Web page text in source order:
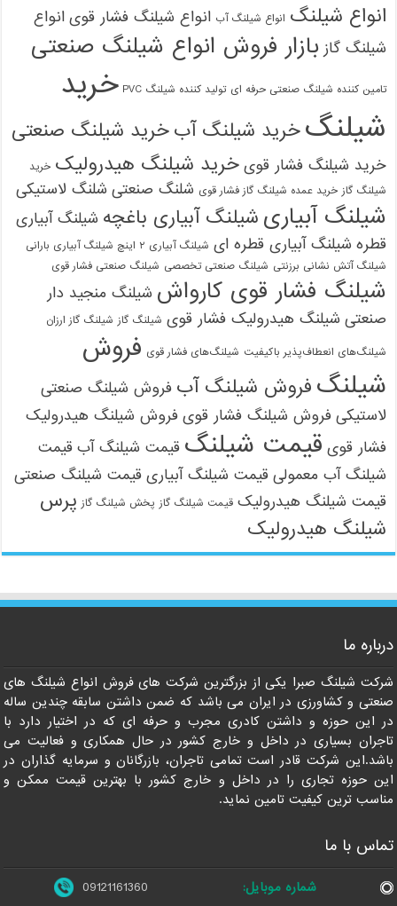
انواع شیلنگ انواع شیلنگ آب انواع شیلنگ فشار قوی انواع
شیلنگ گاز بازار فروش انواع شیلنگ صنعتی
تامین کننده شیلنگ صنعتی حرفه ای تولید کننده شیلنگ PVC
خرید
شیلنگخرید شیلنگ آبخرید شیلنگ صنعتی
خرید شیلنگ فشار قوی خرید شیلنگ هیدرولیک خرید
شیلنگ گاز خرید عمده شیلنگ گاز فشار قوی شلنگ صنعتی شلنگ لاستیکی
شیلنگ آبیاری شیلنگ آبیاری باغچه شیلنگ آبیاری
قطره شیلنگ آبیاری قطره ای شیلنگ آبیاری ۲ اینچ شیلنگ آبیاری بارانی
شیلنگ آتش نشانی برزنتی شیلنگ صنعتی تخصصی شیلنگ صنعتی فشار قوی
شیلنگ فشار قوی کارواش شیلنگ منجید دار
صنعتی شیلنگ هیدرولیک فشار قوی شیلنگ گاز شیلنگ گاز ارزان
شیلنگ‌های انعطاف‌پذیر باکیفیت شیلنگ‌های فشار قوی فروش
شیلنگ فروش شیلنگ آب فروش شیلنگ صنعتی
لاستیکی فروش شیلنگ فشار قوی فروش شیلنگ هیدرولیک
فشار قوی قیمت شیلنگ قیمت شیلنگ آب قیمت
شیلنگ آب معمولی قیمت شیلنگ آبیاری قیمت شیلنگ صنعتی
قیمت شیلنگ هیدرولیک قیمت شیلنگ گاز پخش شیلنگ گاز پرس
شیلنگ هیدرولیک
درباره ما
شرکت شیلنگ صبرا یکی از بزرگترین شرکت های فروش انواع شیلنگ های
صنعتی و کشاورزی در ایران می باشد که ضمن داشتن سابقه چندین ساله
در این حوزه و داشتن کادری مجرب و حرفه ای که در اختیار دارد با
تاجران بسیاری در داخل و خارج کشور در حال همکاری و فعالیت می
باشد.این شرکت قادر است تمامی تاجران، بازرگانان و سرمایه گذاران در
این حوزه تجاری را در داخل و خارج کشور با بهترین قیمت ممکن و
مناسب ترین کیفیت تامین نماید.
تماس با ما
شماره موبایل:
09121161360